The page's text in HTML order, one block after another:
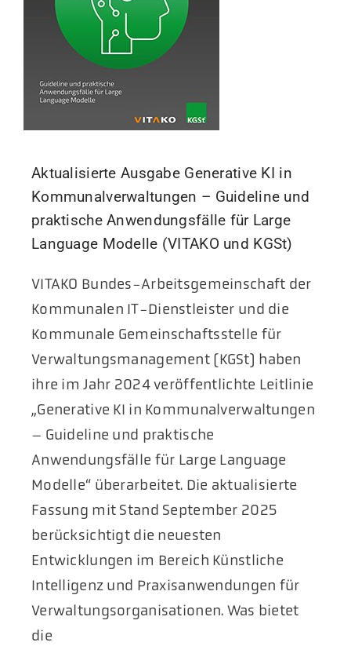
Aktualisierte Ausgabe Generative KI in
Kommunalverwaltungen – Guideline und
praktische Anwendungsfälle für Large
Language Modelle (VITAKO und KGSt)
VITAKO Bundes-Arbeitsgemeinschaft der
Kommunalen IT-Dienstleister und die
Kommunale Gemeinschaftsstelle für
Verwaltungsmanagement (KGSt) haben
ihre im Jahr 2024 veröffentlichte Leitlinie
„Generative KI in Kommunalverwaltungen
– Guideline und praktische
Anwendungsfälle für Large Language
Modelle“ überarbeitet. Die aktualisierte
Fassung mit Stand September 2025
berücksichtigt die neuesten
Entwicklungen im Bereich Künstliche
Intelligenz und Praxisanwendungen für
Verwaltungsorganisationen. Was bietet
die